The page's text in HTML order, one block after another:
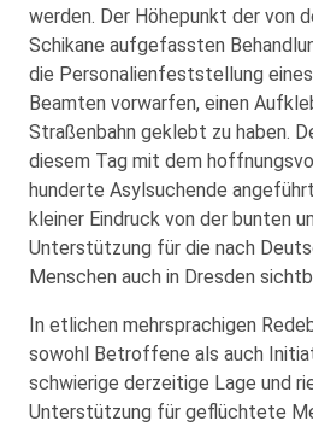
werden. Der Höhepunkt der von
Schikane aufgefassten
die Personalienfeststellung
Beamten vorwarfen, einen
Straßenbahn geklebt zu haben.
diesem Tag mit dem
hunderte Asylsuchende
kleiner Eindruck von der bunten
Unterstützung für die nach
Menschen auch in Dresden
In etlichen mehrsprachigen
sowohl Betroffene als auch
schwierige derzeitige Lage und
Unterstützung für geflüchtete